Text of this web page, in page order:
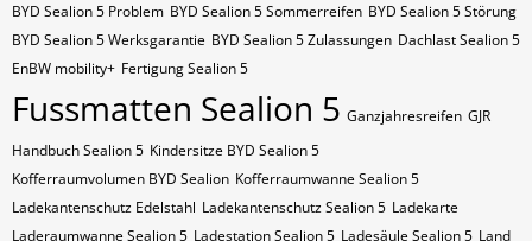
BYD Sealion 5 Problem BYD Sealion 5 Sommerreifen BYD Sealion 5 Störung
BYD Sealion 5 Werksgarantie BYD Sealion 5 Zulassungen Dachlast Sealion 5
EnBW mobility+ Fertigung Sealion 5
Fussmatten Sealion 5 Ganzjahresreifen GJR
Handbuch Sealion 5 Kindersitze BYD Sealion 5
Kofferraumvolumen BYD Sealion Kofferraumwanne Sealion 5
Ladekantenschutz Edelstahl Ladekantenschutz Sealion 5 Ladekarte
Laderaumwanne Sealion 5 Ladestation Sealion 5 Ladesäule Sealion 5 Land